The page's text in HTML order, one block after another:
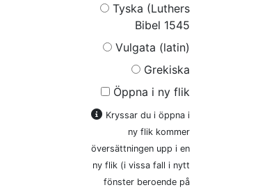
Tyska (Luthers
Bibel 1545
Vulgata (latin)
Grekiska
Öppna i ny flik
Kryssar du i öppna i
ny flik kommer
översättningen upp i en
ny flik (i vissa fall i nytt
fönster beroende på